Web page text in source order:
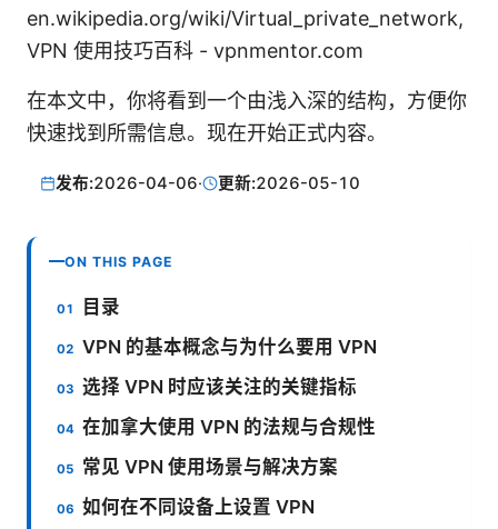
en.wikipedia.org/wiki/Virtual_private_network,
VPN 使用技巧百科 - vpnmentor.com
在本文中，你将看到一个由浅入深的结构，方便你
快速找到所需信息。现在开始正式内容。
发布:2026-04-06· 更新:2026-05-10
ON THIS PAGE
目录
VPN 的基本概念与为什么要用 VPN
选择 VPN 时应该关注的关键指标
在加拿大使用 VPN 的法规与合规性
常见 VPN 使用场景与解决方案
如何在不同设备上设置 VPN